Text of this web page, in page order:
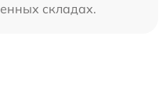
складах.